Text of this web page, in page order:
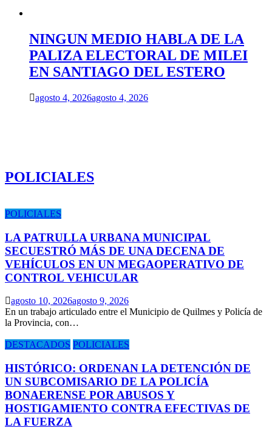
NINGUN MEDIO HABLA DE LA
PALIZA ELECTORAL DE MILEI
EN SANTIAGO DEL ESTERO
agosto 4, 2026agosto 4, 2026
POLICIALES
POLICIALES
LA PATRULLA URBANA MUNICIPAL
SECUESTRÓ MÁS DE UNA DECENA DE
VEHÍCULOS EN UN MEGAOPERATIVO DE
CONTROL VEHICULAR
agosto 10, 2026agosto 9, 2026
​En un trabajo articulado entre el Municipio de Quilmes y Policía de
la Provincia, con…
DESTACADOS POLICIALES
HISTÓRICO: ORDENAN LA DETENCIÓN DE
UN SUBCOMISARIO DE LA POLICÍA
BONAERENSE POR ABUSOS Y
HOSTIGAMIENTO CONTRA EFECTIVAS DE
LA FUERZA